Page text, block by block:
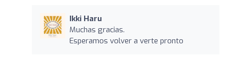
Ikki Haru
Muchas gracias.
Esperamos volver a verte pronto